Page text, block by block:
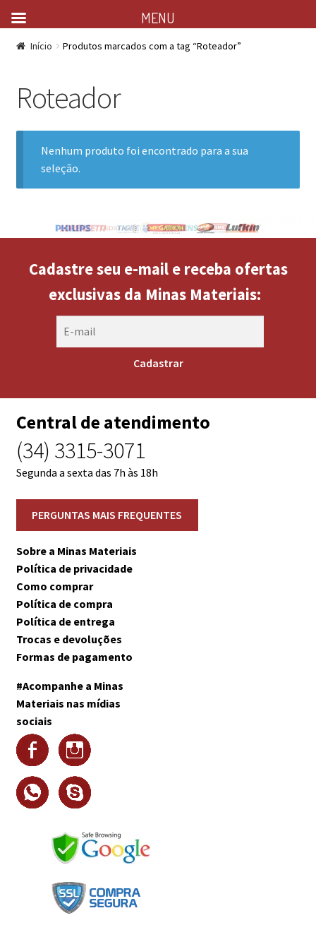
Início Produtos marcados com a tag “Roteador”
Roteador
Nenhum produto foi encontrado para a sua
seleção.
Cadastre seu e-mail e receba ofertas
exclusivas da Minas Materiais:
Central de atendimento
(34) 3315-3071
Segunda a sexta das 7h às 18h
Sobre a Minas Materiais
Política de privacidade
Como comprar
Política de compra
Política de entrega
Trocas e devoluções
Formas de pagamento
#Acompanhe a Minas
Materiais nas mídias
sociais
MENU